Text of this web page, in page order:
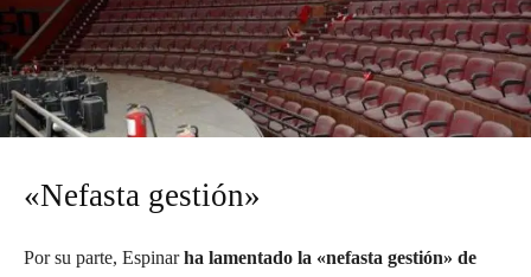
«Nefasta gestión»
Por su parte, Espinarha lamentado la «nefasta gestión» de